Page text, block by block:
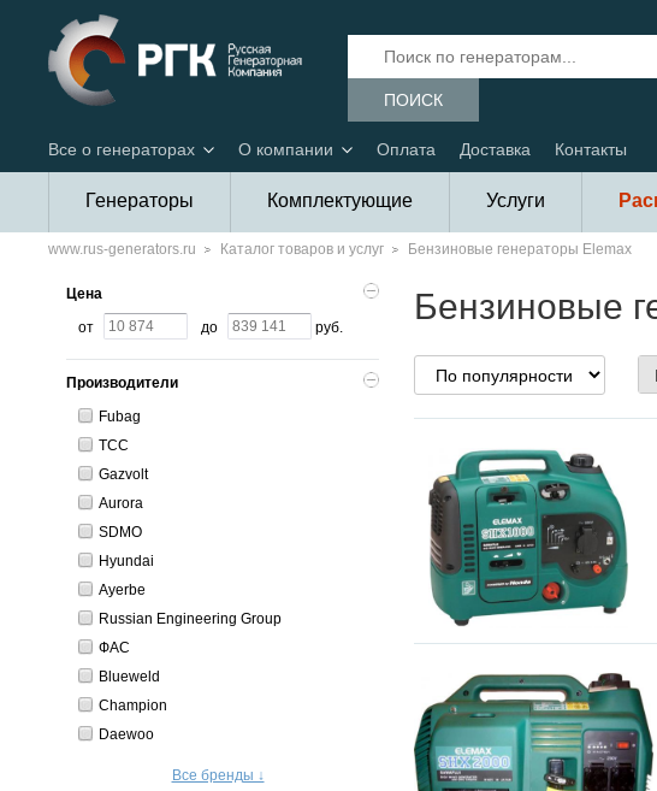
ПОИСК
Все о генераторах О компании Оплата Доставка Контакты
Генераторы Комплектующие Услуги
www.rus-generators.ru Каталог товаров и услуг Бензиновые генераторы Elemax
Цена
от до руб.
Производители
Fubag
ТСС
Gazvolt
Aurora
SDMO
Hyundai
Ayerbe
Russian Engineering Group
ФАС
Blueweld
Champion
Daewoo
Все бренды ↓
Бензиновые